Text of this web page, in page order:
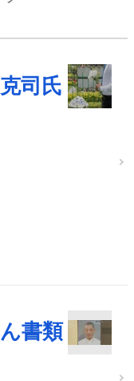
司氏
書類